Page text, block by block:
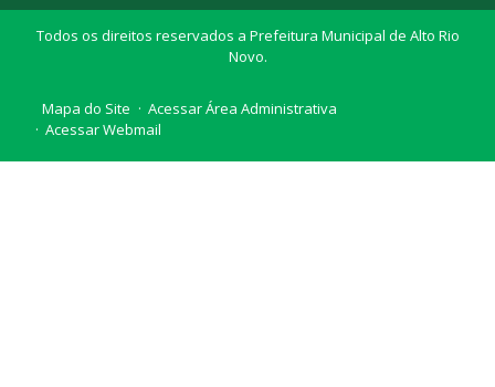
Todos os direitos reservados a Prefeitura Municipal de Alto Rio
Novo.
Mapa do Site
Acessar Área Administrativa
Acessar Webmail